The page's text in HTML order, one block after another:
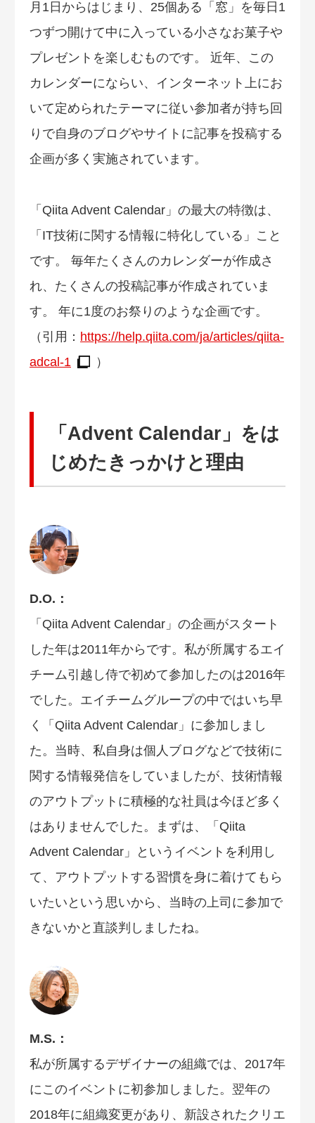
月1日からはじまり、25個ある「窓」を毎日1
つずつ開けて中に入っている小さなお菓子や
プレゼントを楽しむものです。 近年、この
カレンダーにならい、インターネット上にお
いて定められたテーマに従い参加者が持ち回
りで自身のブログやサイトに記事を投稿する
企画が多く実施されています。
「Qiita Advent Calendar」の最大の特徴は、
「IT技術に関する情報に特化している」こと
です。 毎年たくさんのカレンダーが作成さ
れ、たくさんの投稿記事が作成されていま
す。 年に1度のお祭りのような企画です。
（引用： https://help.qiita.com/ja/articles/qiita-
adcal-1
）
「Advent Calendar」をは
じめたきっかけと理由
D.O.：
「Qiita Advent Calendar」の企画がスタート
した年は2011年からです。私が所属するエイ
チーム引越し侍で初めて参加したのは2016年
でした。エイチームグループの中ではいち早
く「Qiita Advent Calendar」に参加しまし
た。当時、私自身は個人ブログなどで技術に
関する情報発信をしていましたが、技術情報
のアウトプットに積極的な社員は今ほど多く
はありませんでした。まずは、「Qiita
Advent Calendar」というイベントを利用し
て、アウトプットする習慣を身に着けてもら
いたいという思いから、当時の上司に参加で
きないかと直談判しましたね。
M.S.：
私が所属するデザイナーの組織では、2017年
にこのイベントに初参加しました。翌年の
2018年に組織変更があり、新設されたクリエ